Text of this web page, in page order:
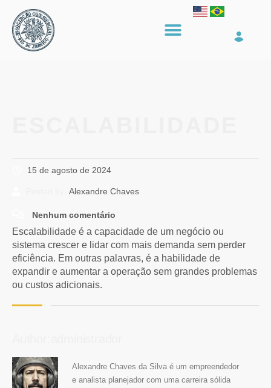
15 de agosto de 2024
Alexandre Chaves
Nenhum comentário
Escalabilidade é a capacidade de um negócio ou
sistema crescer e lidar com mais demanda sem perder
eficiência. Em outras palavras, é a habilidade de
expandir e aumentar a operação sem grandes problemas
ou custos adicionais.
Alexandre Chaves da Silva é um empreendedor
e analista planejador com uma carreira sólida